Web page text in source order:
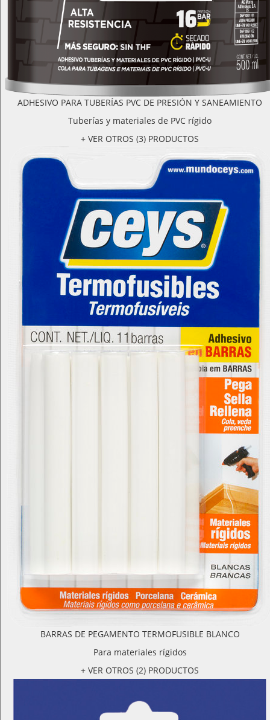
ADHESIVO PARA TUBERÍAS PVC DE PRESIÓN Y SANEAMIENTO
Tuberías y materiales de PVC rígido
+ VER OTROS (3) PRODUCTOS
BARRAS DE PEGAMENTO TERMOFUSIBLE BLANCO
Para materiales rígidos
+ VER OTROS (2) PRODUCTOS